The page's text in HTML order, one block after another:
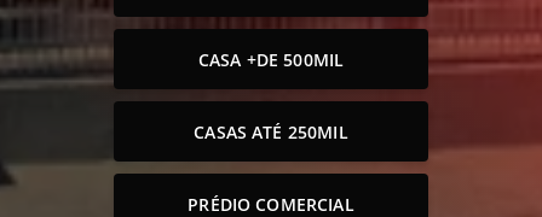
CASA +DE 500MIL
CASAS ATÉ 250MIL
PRÉDIO COMERCIAL